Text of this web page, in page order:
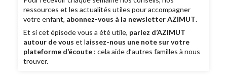
ressources et les actualités utiles pour accompagner
votre enfant, abonnez-vous à la newsletter AZIMUT.
Et si cet épisode vous a été utile, parlez d’AZIMUT
autour de vous et laissez-nous une note sur votre
plateforme d’écoute : cela aide d’autres familles à nous
trouver.